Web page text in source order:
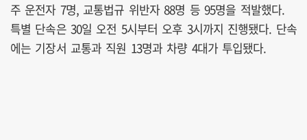
주 운전자 7명, 교통법규 위반자 88명 등 95명을 적발했다.
특별 단속은 30일 오전 5시부터 오후 3시까지 진행됐다. 단속
에는 기장서 교통과 직원 13명과 차량 4대가 투입됐다.